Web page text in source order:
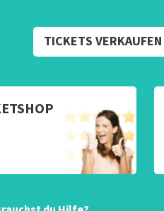
TICKETS VERKAUFEN